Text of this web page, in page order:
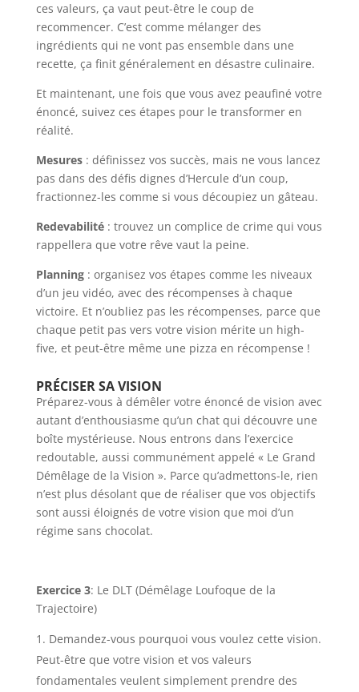
ces valeurs, ça vaut peut-être le coup de
recommencer. C’est comme mélanger des
ingrédients qui ne vont pas ensemble dans une
recette, ça finit généralement en désastre culinaire.
Et maintenant, une fois que vous avez peaufiné votre
énoncé, suivez ces étapes pour le transformer en
réalité.
Mesures: définissez vos succès, mais ne vous lancez
pas dans des défis dignes d’Hercule d’un coup,
fractionnez-les comme si vous découpiez un gâteau.
Redevabilité: trouvez un complice de crime qui vous
rappellera que votre rêve vaut la peine.
Planning: organisez vos étapes comme les niveaux
d’un jeu vidéo, avec des récompenses à chaque
victoire. Et n’oubliez pas les récompenses, parce que
chaque petit pas vers votre vision mérite un high-
five, et peut-être même une pizza en récompense !
PRÉCISER SA VISION
Préparez-vous à démêler votre énoncé de vision avec
autant d’enthousiasme qu’un chat qui découvre une
boîte mystérieuse. Nous entrons dans l’exercice
redoutable, aussi communément appelé « Le Grand
Démêlage de la Vision ». Parce qu’admettons-le, rien
n’est plus désolant que de réaliser que vos objectifs
sont aussi éloignés de votre vision que moi d’un
régime sans chocolat.
Exercice 3: Le DLT (Démêlage Loufoque de la
Trajectoire)
Demandez-vous pourquoi vous voulez cette vision.
Peut-être que votre vision et vos valeurs
fondamentales veulent simplement prendre des